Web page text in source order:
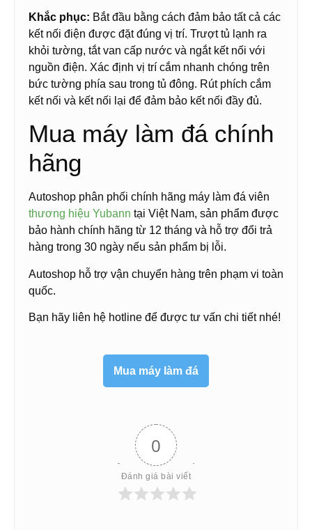
Khắc phục: Bắt đầu bằng cách đảm bảo tất cả các
kết nối điện được đặt đúng vị trí. Trượt tủ lạnh ra
khỏi tường, tắt van cấp nước và ngắt kết nối với
nguồn điện. Xác định vị trí cắm nhanh chóng trên
bức tường phía sau trong tủ đông. Rút phích cắm
kết nối và kết nối lại để đảm bảo kết nối đầy đủ.
Mua máy làm đá chính
hãng
Autoshop phân phối chính hãng máy làm đá viên
thương hiệu Yubann tại Việt Nam, sản phẩm được
bảo hành chính hãng từ 12 tháng và hỗ trợ đổi trả
hàng trong 30 ngày nếu sản phẩm bị lỗi.
Autoshop hỗ trợ vận chuyển hàng trên phạm vi toàn
quốc.
Bạn hãy liên hệ hotline để được tư vấn chi tiết nhé!
Mua máy làm đá
0
Đánh giá bài viết